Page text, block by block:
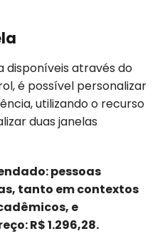
disponíveis através do
é possível personalizar
utilizando o recurso
duas janelas
pessoas
tanto em contextos
e
R$ 1.296,28.